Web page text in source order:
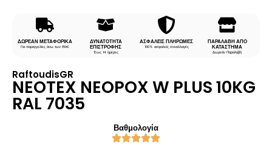
ΔΩΡΕΑΝ ΜΕΤΑΦΟΡΙΚΑ
Για παραγγελίες άνω των 80€
ΔΥΝΑΤΟΤΗΤΑ
ΕΠΙΣΤΡΟΦΗΣ
Έως 14 ημέρες
ΑΣΦΑΛΕΙΣ ΠΛΗΡΩΜΕΣ
100% ασφαλείς συναλλαγές
ΠΑΡΑΛΑΒΗ ΑΠΟ
ΚΑΤΑΣΤΗΜΑ
Δωρεάν Παραλαβή
RaftoudisGR
NEOTEX NEOPOX W PLUS 10KG
RAL 7035
Βαθμολογία